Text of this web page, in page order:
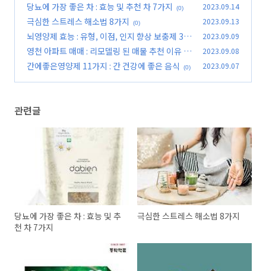
당뇨에 가장 좋은 차 : 효능 및 추천 차 7가지
(0) 2023.09.14
극심한 스트레스 해소법 8가지 (0) 2023.09.13
뇌영양제 효능 : 유형, 이점, 인지 향상 보충제 3선
(0)
2023.09.09
영천 아파트 매매 : 리모델링 된 매물 추천 이유
(0)
2023.09.08
간에좋은영양제 11가지 : 간 건강에 좋은 음식 (0) 2023.09.07
관련글
당뇨에 가장 좋은 차 : 효능 및 추
천 차 7가지
극심한 스트레스 해소법 8가지